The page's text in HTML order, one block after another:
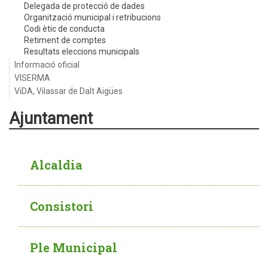
Delegada de protecció de dades
Organització municipal i retribucions
Codi ètic de conducta
Retiment de comptes
Resultats eleccions municipals
Informació oficial
VISERMA
ViDA, Vilassar de Dalt Aigües
Ajuntament
Alcaldia
Consistori
Ple Municipal